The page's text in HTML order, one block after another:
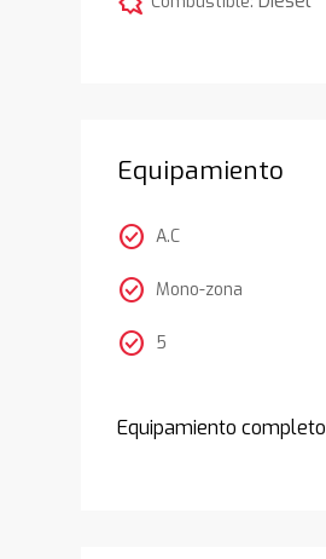
Equipamiento
check_circle A.C
check_circle Mono-zona
check_circle 5
Equipamiento completo